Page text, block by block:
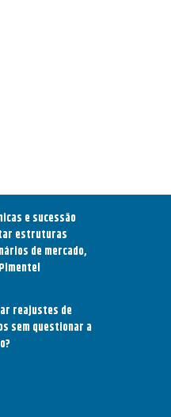
e sucessão
estruturas
de mercado,
reajustes de
sem questionar a